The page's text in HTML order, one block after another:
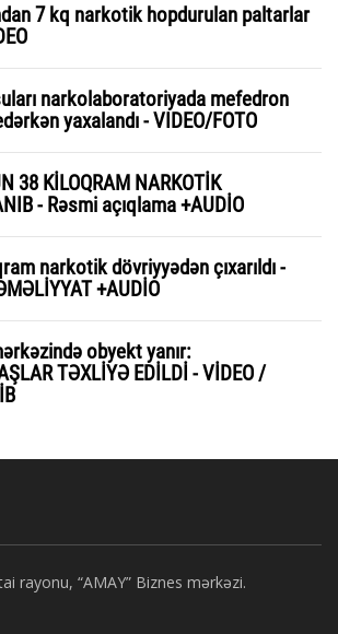
7 kq narkotik hopdurulan paltarlar
narkolaboratoriyada mefedron
yaxalandı - VIDEO/FOTO
38 KİLOQRAM NARKOTİK
- Rəsmi açıqlama +AUDİO
narkotik dövriyyədən çıxarıldı -
+AUDİO
obyekt yanır:
TƏXLİYƏ EDİLDİ - VİDEO /
rayonu, “AMAY” Biznes mərkəzi.